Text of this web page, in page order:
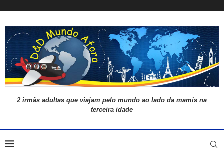
2 irmãs adultas que viajam pelo mundo ao lado da mamis na
terceira idade